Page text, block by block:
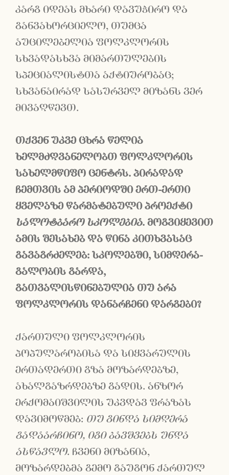
კარგ იდეას მხარი დავუჭირო და
განვახორციელო, თუმცა
აუცილებელია ფოლკლორის
სხვადასხვა მიმართულების
სპეციალისტთა აქტიურობაც;
სხვანაირად სასურველ მიზანს ვერ
მივაღწევთ.
თქვენ უკვე ცხრა წელია
ხელმძღვანელობთ ფოლკლორის
სახელმწიფო ცენტრს. პირადად
ჩემთვის ამ პერიოდში ერთ-ერთი
ყველაზე წარმატებული პროექტი
სალოტბარო სკოლებია. მოგვიყევით
ამის შესახებ და წინა კითხვასაც
გავაგრძელებ: სკოლებში, სიმღერა-
გალობის გარდა,
გათვალისწინებულია თუ არა
ფოლკლორის დანარჩენი დარგები?
ქართული ფოლკლორის
პოპულარობისა და სიყვარულის
ერთადერთი გზა მოზარდებზე,
ახალგაზრდებზე გადის. ანზორ
ერქომაიშვილის უკვდავ ფრაზას
დავიმოწმებ: თუ გინდა სიმღერა
გადაარჩინო, იგი ბავშვებს უნდა
ასწავლო. ჩვენი მიზანია,
მოზარდებმა გემო გაუგონ ქართულ